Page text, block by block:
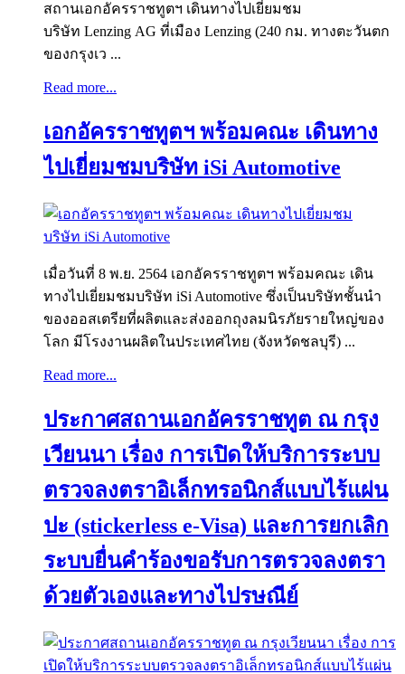
สถานเอกอัครราชทูตฯ เดินทางไปเยี่ยมชม
บริษัท Lenzing AG ที่เมือง Lenzing (240 กม. ทางตะวันตก
ของกรุงเว ...
Read more...
เอกอัครราชทูตฯ พร้อมคณะ เดินทาง
ไปเยี่ยมชมบริษัท iSi Automotive
เมื่อวันที่ 8 พ.ย. 2564 เอกอัครราชทูตฯ พร้อมคณะ เดิน
ทางไปเยี่ยมชมบริษัท iSi Automotive ซึ่งเป็นบริษัทชั้นนำ
ของออสเตรียที่ผลิตและส่งออกถุงลมนิรภัยรายใหญ่ของ
โลก มีโรงงานผลิตในประเทศไทย (จังหวัดชลบุรี) ...
Read more...
ประกาศสถานเอกอัครราชทูต ณ กรุง
เวียนนา เรื่อง การเปิดให้บริการระบบ
ตรวจลงตราอิเล็กทรอนิกส์แบบไร้แผ่น
ปะ (stickerless e-Visa) และการยกเลิก
ระบบยื่นคำร้องขอรับการตรวจลงตรา
ด้วยตัวเองและทางไปรษณีย์